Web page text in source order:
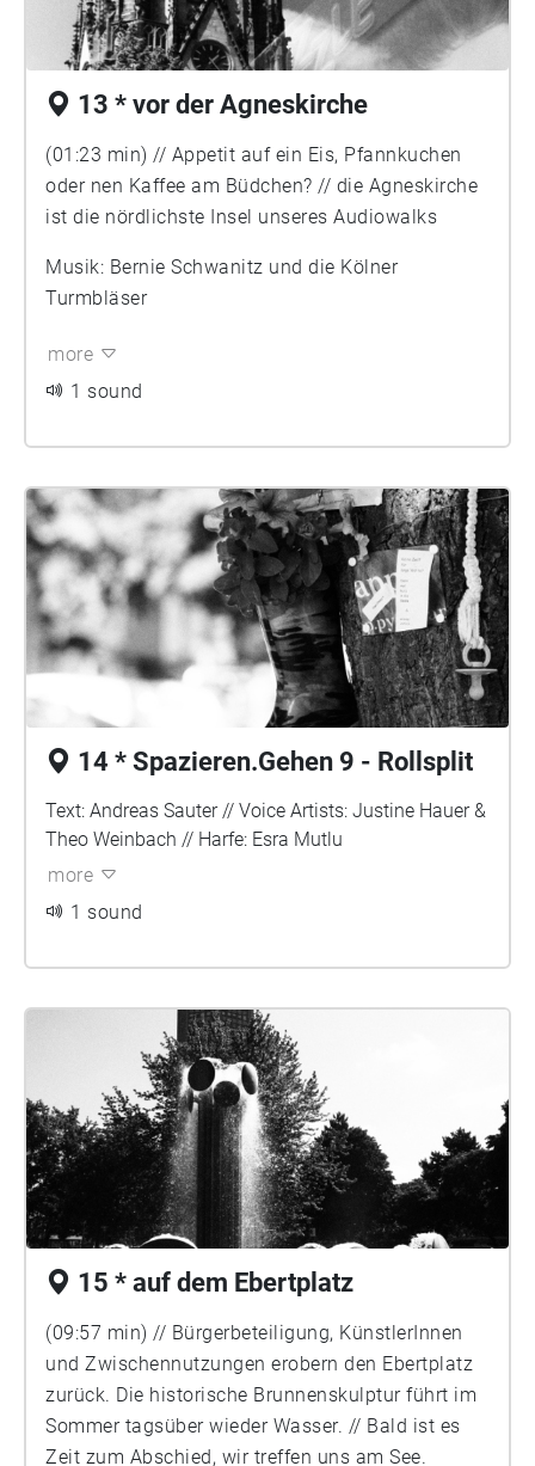
13 * vor der Agneskirche
(01:23 min) // Appetit auf ein Eis, Pfannkuchen
oder nen Kaffee am Büdchen? // die Agneskirche
ist die nördlichste Insel unseres Audiowalks
Musik: Bernie Schwanitz und die Kölner
Turmbläser
more
1 sound
14 * Spazieren.Gehen 9 - Rollsplit
Text: Andreas Sauter // Voice Artists: Justine Hauer &
Theo Weinbach // Harfe: Esra Mutlu
more
1 sound
15 * auf dem Ebertplatz
(09:57 min) // Bürgerbeteiligung, KünstlerInnen
und Zwischennutzungen erobern den Ebertplatz
zurück. Die historische Brunnenskulptur führt im
Sommer tagsüber wieder Wasser. // Bald ist es
Zeit zum Abschied, wir treffen uns am See.